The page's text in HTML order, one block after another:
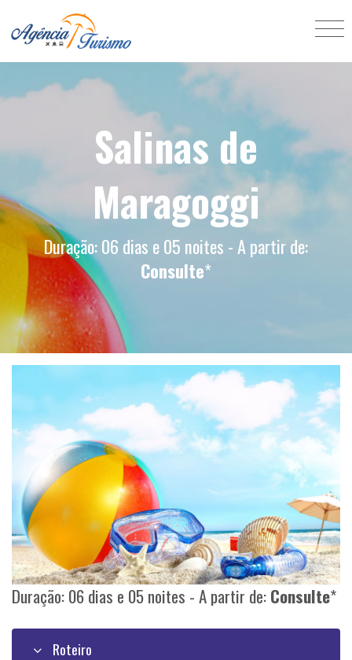
Salinas de
Maragoggi
Duração: 06 dias e 05 noites - A partir de:
Consulte*
Duração: 06 dias e 05 noites - A partir de:Consulte*
Roteiro